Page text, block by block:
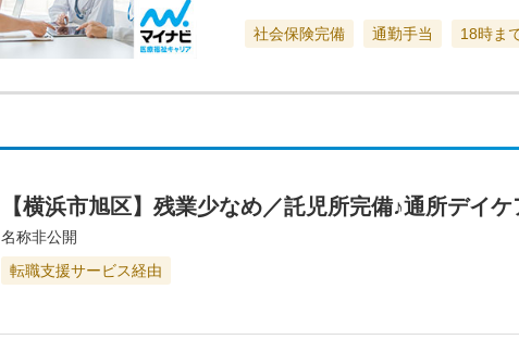
社会保険完備 通勤手当 18時ま
【横浜市旭区】残業少なめ／託児所完備♪通所デイ
名称非公開
転職支援サービス経由